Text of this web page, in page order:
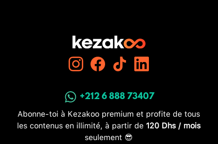
+212 6 888 73407
Abonne-toi à Kezakoo premium et profite de tous
les contenus en illimité, à partir de 120 Dhs / mois
seulement 😎